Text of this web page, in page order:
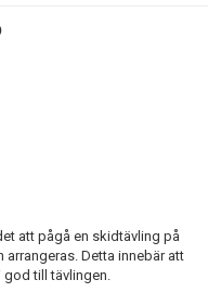
att pågå en skidtävling på
Detta innebär att
god till tävlingen.